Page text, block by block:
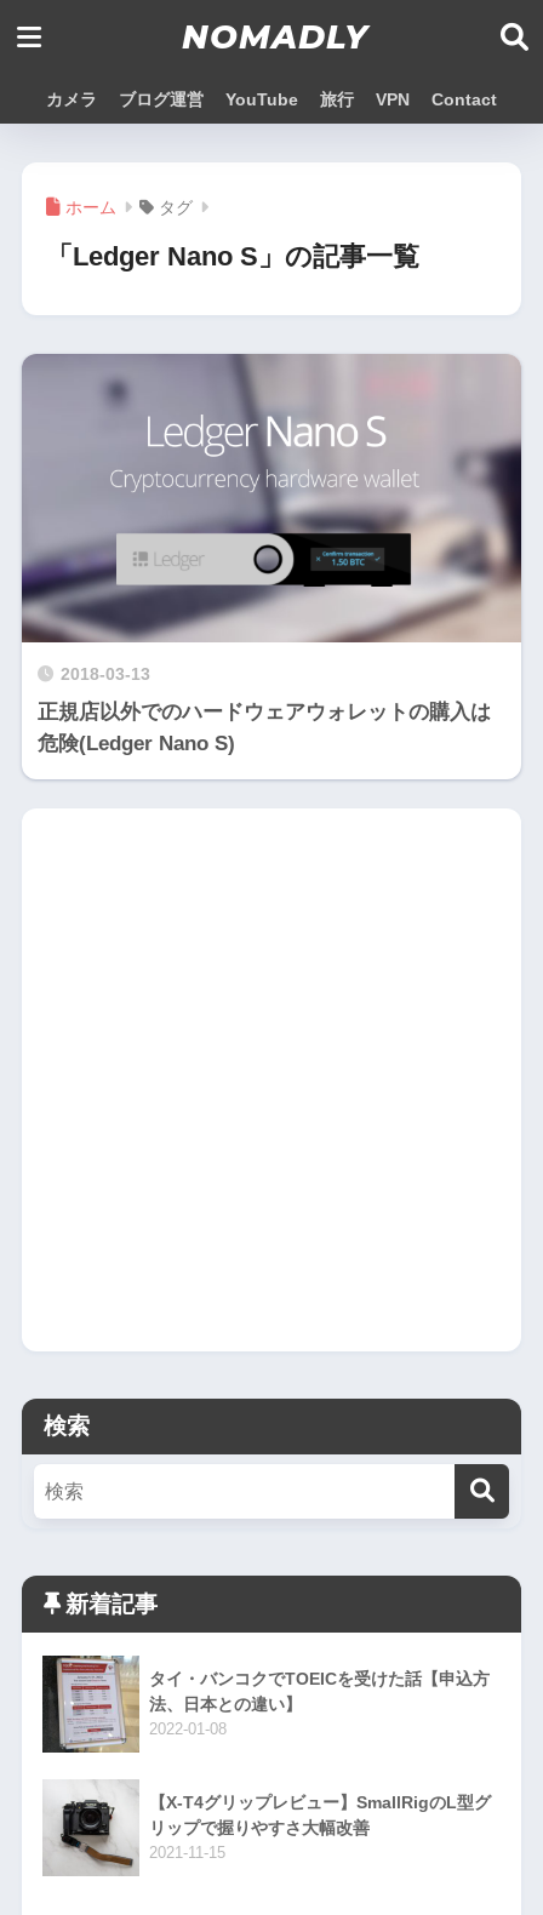
NOMADLY
カメラ ブログ運営 YouTube 旅行 VPN Contact
ホーム タグ
「Ledger Nano S」の記事一覧
2018-03-13
正規店以外でのハードウェアウォレットの購入は
危険(Ledger Nano S)
検索
新着記事
タイ・バンコクでTOEICを受けた話【申込方
法、日本との違い】
2022-01-08
【X-T4グリップレビュー】SmallRigのL型グ
リップで握りやすさ大幅改善
2021-11-15